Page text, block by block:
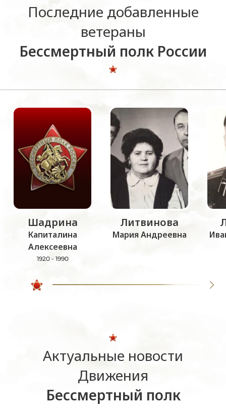
Последние добавленные
ветераны
Бессмертный полк России
Шадрина
Капиталина
Алексеевна
1920 - 1990
Литвинова
Мария Андреевна
Актуальные новости
Движения
Бессмертный полк